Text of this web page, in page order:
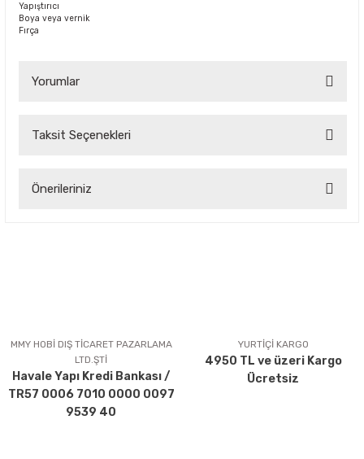
Yapıştırıcı
Boya veya vernik
Fırça
Yorumlar
Taksit Seçenekleri
Önerileriniz
Ürün açıklamasında eksik bilgiler bulunuyor.
Ürün bilgilerinde hatalar bulunuyor.
Ürün fiyatı diğer sitelerden daha pahalı.
Bu ürüne benzer farklı alternatifler olmalı.
MMY HOBİ DIŞ TİCARET PAZARLAMA
LTD.ŞTİ
Havale Yapı Kredi Bankası /
TR57 0006 7010 0000 0097
9539 40
YURTİÇİ KARGO
4950 TL ve üzeri Kargo
Ücretsiz